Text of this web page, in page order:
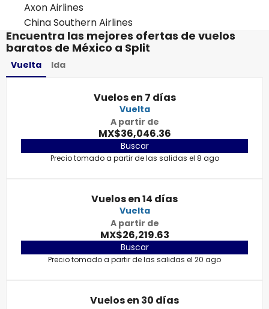
Axon Airlines
China Southern Airlines
Encuentra las mejores ofertas de vuelos
baratos de México a Split
Vuelta Ida
Vuelos en 7 días
Vuelta
A partir de
MX$36,046.36
Buscar
Precio tomado a partir de las salidas el 8 ago
Vuelos en 14 días
Vuelta
A partir de
MX$26,219.63
Buscar
Precio tomado a partir de las salidas el 20 ago
Vuelos en 30 días